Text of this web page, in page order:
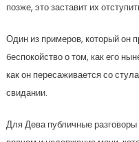
позже, это заставит их
Один из примеров, который он
беспокойство о том, как его
как он пересаживается со
свидании.
Для Дева публичные